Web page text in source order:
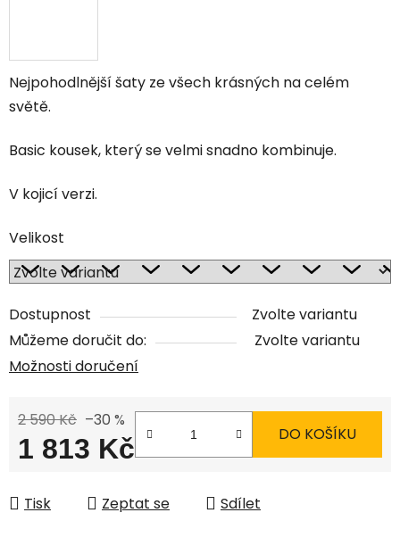
Nejpohodlnější šaty ze všech krásných na celém
světě.
Basic kousek, který se velmi snadno kombinuje.
V kojicí verzi.
Velikost
Dostupnost
Zvolte variantu
Můžeme doručit do:
Zvolte variantu
Možnosti doručení
2 590 Kč –30 %
1 813 Kč DO KOŠÍKU
Tisk Zeptat se Sdílet